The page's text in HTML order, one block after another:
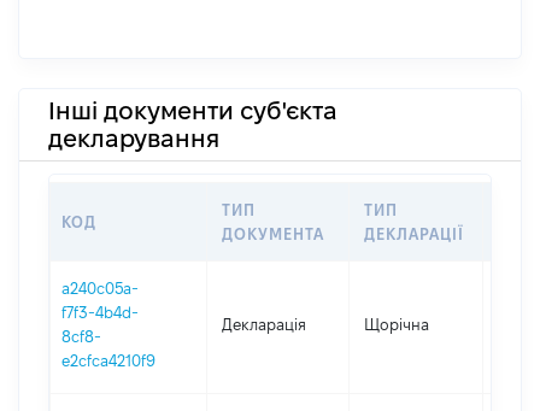
Інші документи суб'єкта
декларування
КОД
ТИП
ДОКУМЕНТА
ТИП
ДЕКЛАРАЦІЇ
a240c05a-
f7f3-4b4d-
8cf8-
e2cfca4210f9
Декларація Щорічна